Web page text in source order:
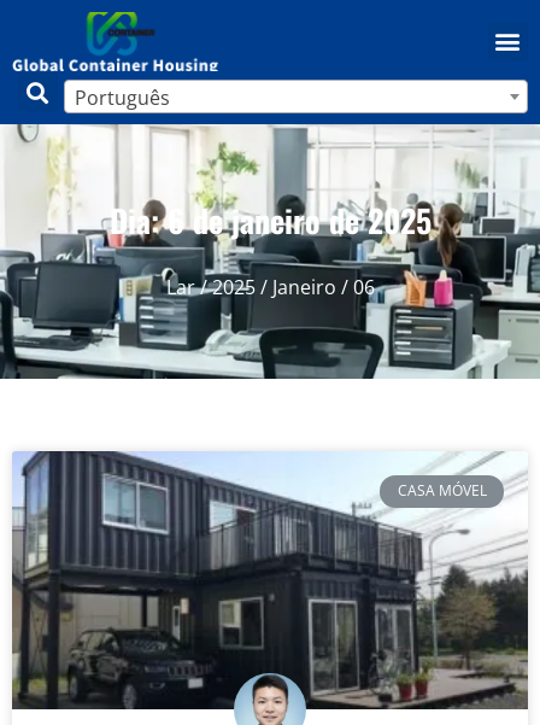
Português
Dia: 6 de janeiro de 2025
Lar/2025/ Janeiro / 06
CASA MÓVEL